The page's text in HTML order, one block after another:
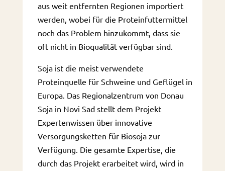
aus weit entfernten Regionen importiert
werden, wobei für die Proteinfuttermittel
noch das Problem hinzukommt, dass sie
oft nicht in Bioqualität verfügbar sind.
Soja ist die meist verwendete
Proteinquelle für Schweine und Geflügel in
Europa. Das Regionalzentrum von Donau
Soja in Novi Sad stellt dem Projekt
Expertenwissen über innovative
Versorgungsketten für Biosoja zur
Verfügung. Die gesamte Expertise, die
durch das Projekt erarbeitet wird, wird in